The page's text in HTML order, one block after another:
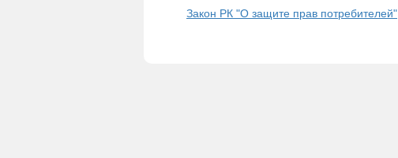
Закон РК "О защите прав потребителей"